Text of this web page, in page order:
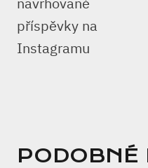
příspěvky na
Instagramu
PODOBNÉ